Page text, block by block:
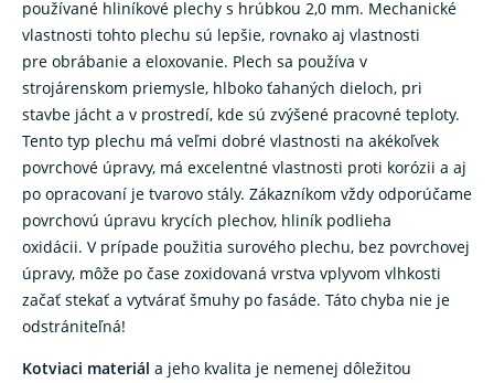
používané hliníkové plechy s hrúbkou 2,0 mm. Mechanické
vlastnosti tohto plechu sú lepšie, rovnako aj vlastnosti
pre obrábanie a eloxovanie. Plech sa používa v
strojárenskom priemysle, hlboko ťahaných dieloch, pri
stavbe jácht a v prostredí, kde sú zvýšené pracovné teploty.
Tento typ plechu má veľmi dobré vlastnosti na akékoľvek
povrchové úpravy, má excelentné vlastnosti proti korózii a aj
po opracovaní je tvarovo stály. Zákazníkom vždy odporúčame
povrchovú úpravu krycích plechov, hliník podlieha
oxidácii. V prípade použitia surového plechu, bez povrchovej
úpravy, môže po čase zoxidovaná vrstva vplyvom vlhkosti
začať stekať a vytvárať šmuhy po fasáde. Táto chyba nie je
odstrániteľná!
Kotviaci materiál a jeho kvalita je nemenej dôležitou